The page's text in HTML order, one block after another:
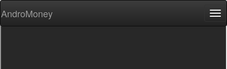
AndroMoney